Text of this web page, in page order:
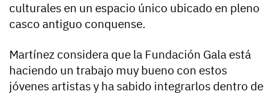
culturales en un espacio único ubicado en pleno
casco antiguo conquense.
Martínez considera que la Fundación Gala está
haciendo un trabajo muy bueno con estos
jóvenes artistas y ha sabido integrarlos dentro de